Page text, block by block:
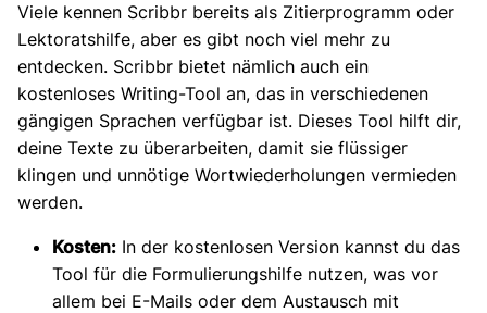
Viele kennen Scribbr bereits als Zitierprogramm oder
Lektoratshilfe, aber es gibt noch viel mehr zu
entdecken. Scribbr bietet nämlich auch ein
kostenloses Writing-Tool an, das in verschiedenen
gängigen Sprachen verfügbar ist. Dieses Tool hilft dir,
deine Texte zu überarbeiten, damit sie flüssiger
klingen und unnötige Wortwiederholungen vermieden
werden.
Kosten: In der kostenlosen Version kannst du das
Tool für die Formulierungshilfe nutzen, was vor
allem bei E-Mails oder dem Austausch mit